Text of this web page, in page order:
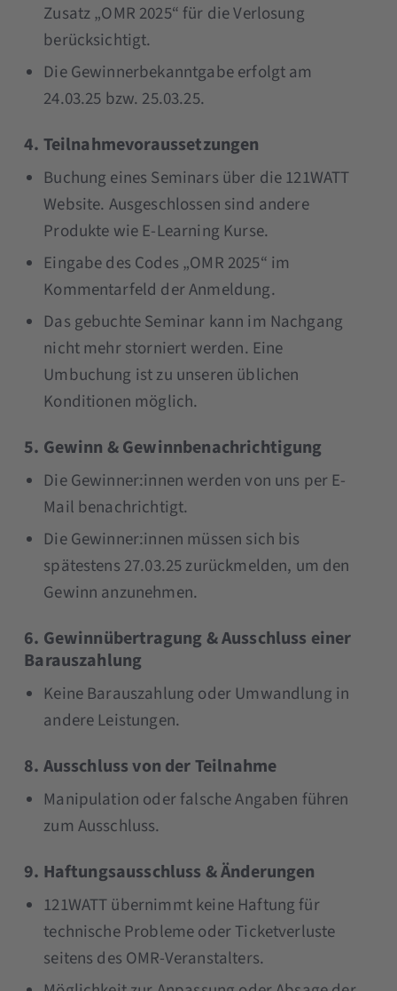
Zusatz „OMR 2025“ für die Verlosung
berücksichtigt.
Die Gewinnerbekanntgabe erfolgt am
24.03.25 bzw. 25.03.25.
4. Teilnahmevoraussetzungen
Buchung eines Seminars über die 121WATT
Website. Ausgeschlossen sind andere
Produkte wie E-Learning Kurse.
Eingabe des Codes „OMR 2025“ im
Kommentarfeld der Anmeldung.
Das gebuchte Seminar kann im Nachgang
nicht mehr storniert werden. Eine
Umbuchung ist zu unseren üblichen
Konditionen möglich.
5. Gewinn & Gewinnbenachrichtigung
Die Gewinner:innen werden von uns per E-
Mail benachrichtigt.
Die Gewinner:innen müssen sich bis
spätestens 27.03.25 zurückmelden, um den
Gewinn anzunehmen.
6. Gewinnübertragung & Ausschluss einer
Barauszahlung
Keine Barauszahlung oder Umwandlung in
andere Leistungen.
8. Ausschluss von der Teilnahme
Manipulation oder falsche Angaben führen
zum Ausschluss.
9. Haftungsausschluss & Änderungen
121WATT übernimmt keine Haftung für
technische Probleme oder Ticketverluste
seitens des OMR-Veranstalters.